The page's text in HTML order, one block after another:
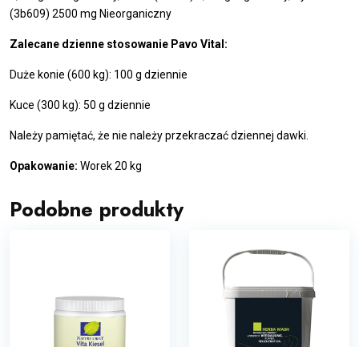
(3b609) 2500 mg Nieorganiczny
Zalecane dzienne stosowanie Pavo Vital:
Duże konie (600 kg): 100 g dziennie
Kuce (300 kg): 50 g dziennie
Należy pamiętać, że nie należy przekraczać dziennej dawki.
Opakowanie: Worek 20 kg
Podobne produkty